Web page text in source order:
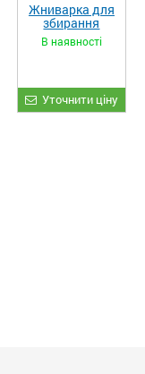
Жниварка для
збирання
кукурудзи
ЖКИ-870
В наявності
Уточнити ціну